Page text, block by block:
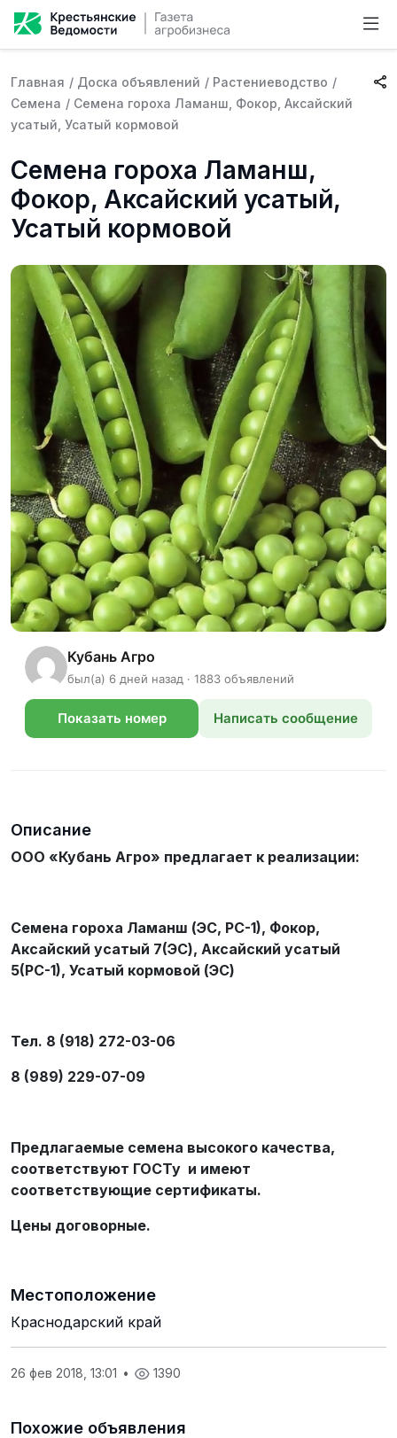
Главная / Доска объявлений / Растениеводство /
Семена / Семена гороха Ламанш, Фокор, Аксайский
усатый, Усатый кормовой
Семена гороха Ламанш,
Фокор, Аксайский усатый,
Усатый кормовой
Кубань Агро
был(а) 6 дней назад · 1883 объявлений
Показать номер Написать сообщение
Описание
ООО «Кубань Агро» предлагает к реализации:
Семена гороха Ламанш (ЭС, РС-1), Фокор,
Аксайский усатый 7(ЭС), Аксайский усатый
5(РС-1), Усатый кормовой (ЭС)
Тел. 8 (918) 272-03-06
8 (989) 229-07-09
Предлагаемые семена высокого качества,
соответствуют ГОСТу и имеют
соответствующие сертификаты.
Цены договорные.
Местоположение
Краснодарский край
26 фев 2018, 13:01 • 1390
Похожие объявления